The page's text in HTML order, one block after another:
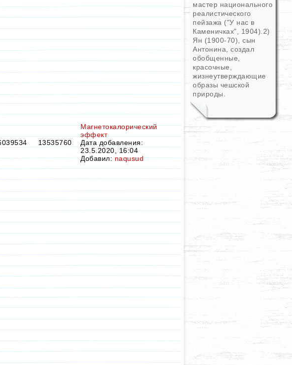
13535760
Магнетокалорический
эффект
Дата добавления:
23.5.2020, 16:04
Добавил: naqusud
мастер национального
реалистического
пейзажа ("У нас в
Каменичках", 1904).2)
Ян (1900-70), сын
Антонина, создал
обобщенные,
красочные,
жизнеутверждающие
образы чешской
природы.